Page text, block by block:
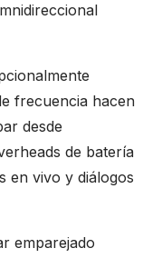
frecuencia hacen
desde
de batería
en vivo y diálogos
emparejado